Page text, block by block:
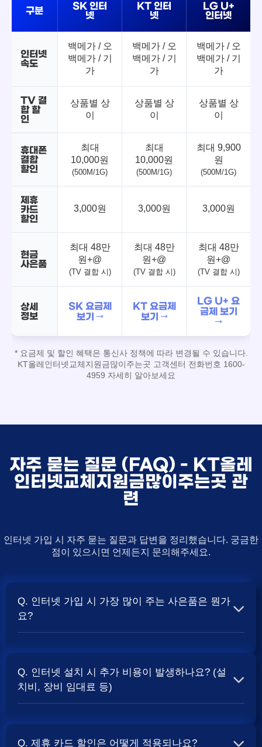
구분
SK 인터
넷
KT 인터
넷
LG U+
인터넷
인터넷
속도
백메가 / 오
백메가 / 기
가
백메가 / 오
백메가 / 기
가
백메가 / 오
백메가 / 기
가
TV 결
합 할
인
상품별 상
이
상품별 상
이
상품별 상
이
휴대폰
결합
할인
최대
10,000원
(500M/1G)
최대
10,000원
(500M/1G)
최대 9,900
원
(500M/1G)
제휴
카드
할인
3,000원 3,000원 3,000원
현금
사은품
최대 48만
원+@
(TV 결합 시)
최대 48만
원+@
(TV 결합 시)
최대 48만
원+@
(TV 결합 시)
상세
정보
SK 요금제
보기 →
KT 요금제
보기 →
LG U+ 요
금제 보기
→
* 요금제 및 할인 혜택은 통신사 정책에 따라 변경될 수 있습니다.
KT올레인터넷교체지원금많이주는곳 고객센터 전화번호 1600-
4959 자세히 알아보세요
자주 묻는 질문 (FAQ) - KT올레
인터넷교체지원금많이주는곳 관
련
인터넷 가입 시 자주 묻는 질문과 답변을 정리했습니다. 궁금한
점이 있으시면 언제든지 문의해주세요.
Q. 인터넷 가입 시 가장 많이 주는 사은품은 뭔가
요?
보통 500Mbps 또는 1Gbps 인터넷을 TV와 결합하여 가입
할 때 현금 사은품 및 상품권 혜택이 더 크게 지급되는 경향
Q. 인터넷 설치 시 추가 비용이 발생하나요? (설
치비, 장비 임대료 등)
Q. 제휴 카드 할인은 어떻게 적용되나요?